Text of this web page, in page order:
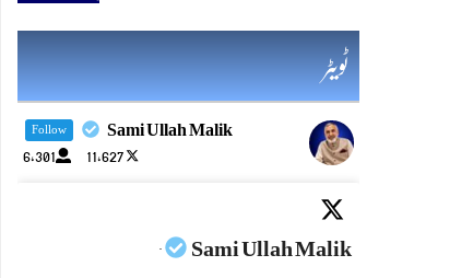
ٹویٹر
Sami Ullah Malik
Follow
11,627
6,301
Sami Ullah Malik
·